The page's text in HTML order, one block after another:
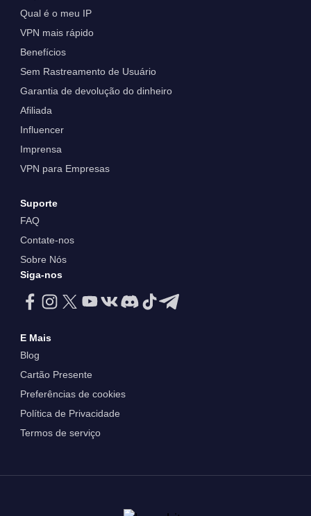
Qual é o meu IP
VPN mais rápido
Benefícios
Sem Rastreamento de Usuário
Garantia de devolução do dinheiro
Afiliada
Influencer
Imprensa
VPN para Empresas
Suporte
FAQ
Contate-nos
Sobre Nós
Siga-nos
E Mais
Blog
Cartão Presente
Preferências de cookies
Política de Privacidade
Termos de serviço